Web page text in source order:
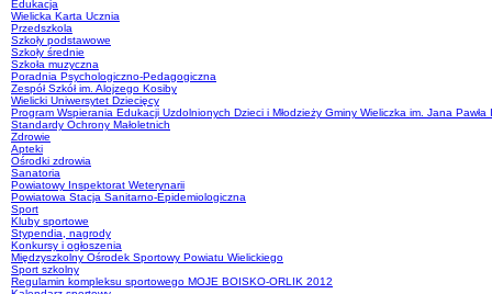
Edukacja
Wielicka Karta Ucznia
Przedszkola
Szkoły podstawowe
Szkoły średnie
Szkoła muzyczna
Poradnia Psychologiczno-Pedagogiczna
Zespół Szkół im. Alojzego Kosiby
Wielicki Uniwersytet Dziecięcy
Program Wspierania Edukacji Uzdolnionych Dzieci i Młodzieży Gminy Wieliczka im. Jana Pawła
Standardy Ochrony Małoletnich
Zdrowie
Apteki
Ośrodki zdrowia
Sanatoria
Powiatowy Inspektorat Weterynarii
Powiatowa Stacja Sanitarno-Epidemiologiczna
Sport
Kluby sportowe
Stypendia, nagrody
Konkursy i ogłoszenia
Międzyszkolny Ośrodek Sportowy Powiatu Wielickiego
Sport szkolny
Regulamin kompleksu sportowego MOJE BOISKO-ORLIK 2012